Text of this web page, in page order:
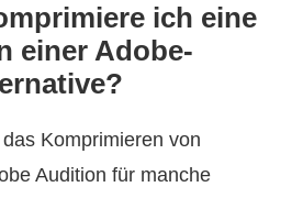
ich eine
einer Adobe-
Komprimieren von
Audition für manche